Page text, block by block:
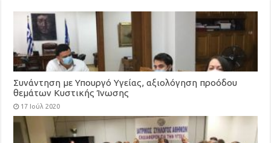
Συνάντηση με Υπουργό Υγείας, αξιολόγηση προόδου
θεμάτων Κυστικής Ίνωσης
17 Ιούλ 2020